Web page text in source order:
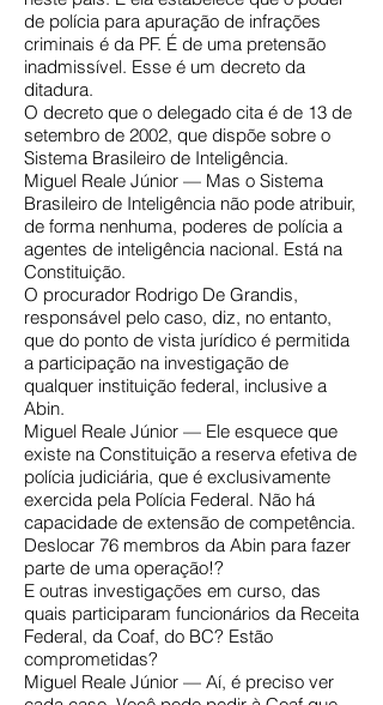
de polícia para apuração de infrações
criminais é da PF. É de uma pretensão
inadmissível. Esse é um decreto da
ditadura.
O decreto que o delegado cita é de 13 de
setembro de 2002, que dispõe sobre o
Sistema Brasileiro de Inteligência.
Miguel Reale Júnior — Mas o Sistema
Brasileiro de Inteligência não pode atribuir,
de forma nenhuma, poderes de polícia a
agentes de inteligência nacional. Está na
Constituição.
O procurador Rodrigo De Grandis,
responsável pelo caso, diz, no entanto,
que do ponto de vista jurídico é permitida
a participação na investigação de
qualquer instituição federal, inclusive a
Abin.
Miguel Reale Júnior — Ele esquece que
existe na Constituição a reserva efetiva de
polícia judiciária, que é exclusivamente
exercida pela Polícia Federal. Não há
capacidade de extensão de competência.
Deslocar 76 membros da Abin para fazer
parte de uma operação!?
E outras investigações em curso, das
quais participaram funcionários da Receita
Federal, da Coaf, do BC? Estão
comprometidas?
Miguel Reale Júnior — Aí, é preciso ver